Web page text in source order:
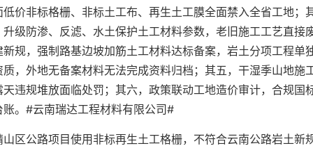
价非标格栅、非标土工布、再生土工膜全面禁入全省工地；
级防渗、反滤、水土保护土工材料参数，老旧施工工艺直接
规，强制路基边坡加筋土工材料达标备案，岩土分项工程单
，外地无备案材料无法完成资料归档；其五，干湿季山地施
违规堆放面临处罚；其六，政策联动工地造价审计，合规国
。#云南瑞达工程材料有限公司#
区公路项目使用非标再生土工格栅，不符合云南公路岩土新